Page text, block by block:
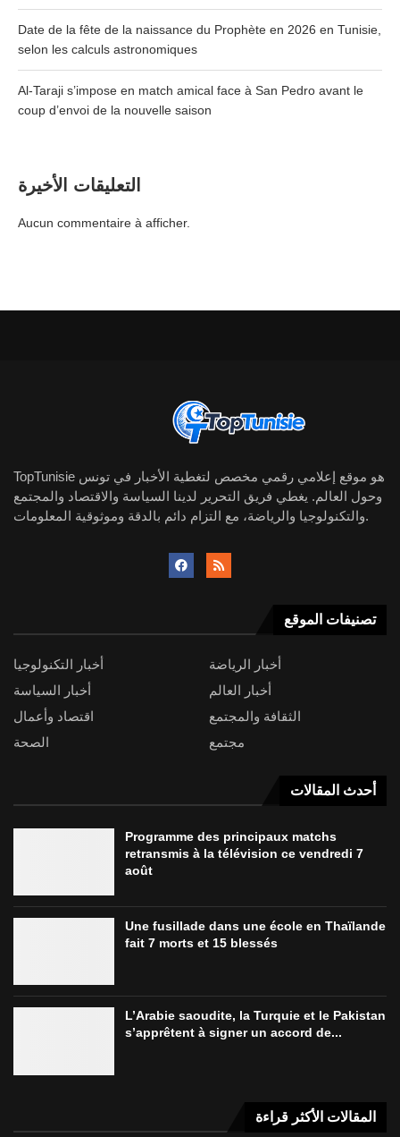
Date de la fête de la naissance du Prophète en 2026 en Tunisie,
selon les calculs astronomiques
Al-Taraji s’impose en match amical face à San Pedro avant le
coup d’envoi de la nouvelle saison
التعليقات الأخيرة
Aucun commentaire à afficher.
TopTunisie هو موقع إعلامي رقمي مخصص لتغطية الأخبار في تونس
وحول العالم. يغطي فريق التحرير لدينا السياسة والاقتصاد والمجتمع
والتكنولوجيا والرياضة، مع التزام دائم بالدقة وموثوقية المعلومات.
تصنيفات الموقع
أخبار التكنولوجيا
أخبار الرياضة
أخبار السياسة
أخبار العالم
اقتصاد وأعمال
الثقافة والمجتمع
الصحة
مجتمع
أحدث المقالات
Programme des principaux matchs
retransmis à la télévision ce vendredi 7
août
Une fusillade dans une école en Thaïlande
fait 7 morts et 15 blessés
L’Arabie saoudite, la Turquie et le Pakistan
s’apprêtent à signer un accord de...
المقالات الأكثر قراءة